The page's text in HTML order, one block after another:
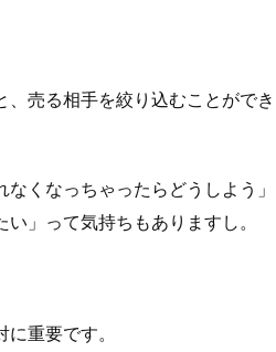
売る相手を絞り込むことができ
くなっちゃったらどうしよう」
」って気持ちもありますし。
重要です。